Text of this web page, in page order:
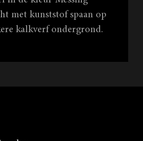
met kunststof spaan op
kalkverf ondergrond.